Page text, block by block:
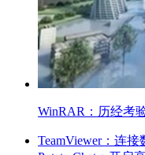
WinRAR：历经考
TeamViewer：连